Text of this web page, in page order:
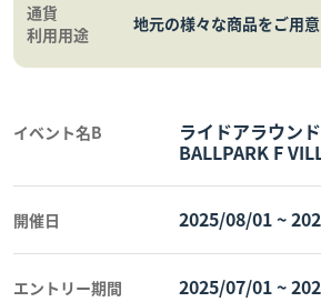
通貨
利用用途
地元の様々な商品をご用
イベント名B ライドアラウン
BALLPARK F
開催日 2025/08/01~
エントリー期間 2025/07/01~